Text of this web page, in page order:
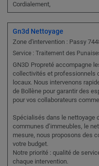
Cordialement,
Gn3d Nettoyage
Zone d'intervention : Passy
Service : Traitement des
GN3D Propreté accompagne
collectivités et professionnels
locaux. Nous intervenons
de Bollène pour garantir des
pour vos collaborateurs
Spécialisés dans le nettoyage
communes d’immeubles, le
mesure, nous proposons des
votre budget.
Notre priorité : qualité de
chaque intervention.